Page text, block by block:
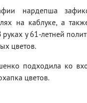
нардепша
на каблуке, а
руках у 61-летней
цветов.
подходила ко
цветов.